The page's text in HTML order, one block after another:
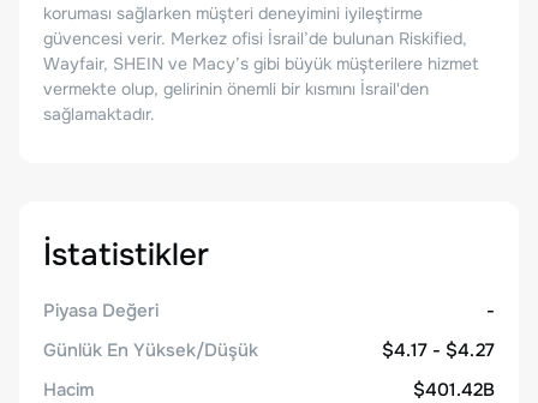
koruması sağlarken müşteri deneyimini iyileştirme
güvencesi verir. Merkez ofisi İsrail’de bulunan Riskified,
Wayfair, SHEIN ve Macy’s gibi büyük müşterilere hizmet
vermekte olup, gelirinin önemli bir kısmını İsrail'den
sağlamaktadır.
İstatistikler
Piyasa Değeri
-
Günlük En Yüksek/Düşük
$4.17 - $4.27
Hacim
$401.42B